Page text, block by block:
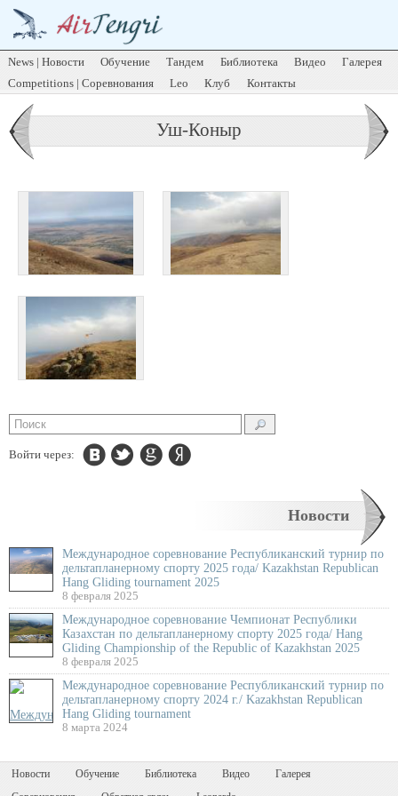
News | Новости Обучение Тандем Библиотека Видео
Галерея
Competitions | Соревнования
Leo Клуб Контакты
Войти через:
Новости
Международное соревнование Республиканский турнир по
дельтапланерному спорту 2025 года/ Kazakhstan Republican
Hang Gliding tournament 2025
8 февраля 2025
Международное соревнование Чемпионат Республики
Казахстан по дельтапланерному спорту 2025 года/ Hang
Gliding Championship of the Republic of Kazakhstan 2025
8 февраля 2025
Международное соревнование Республиканский турнир по
дельтапланерному спорту 2024 г./ Kazakhstan Republican
Hang Gliding tournament
8 марта 2024
Уш-Коныр
Новости Обучение Библиотека Видео
Галерея